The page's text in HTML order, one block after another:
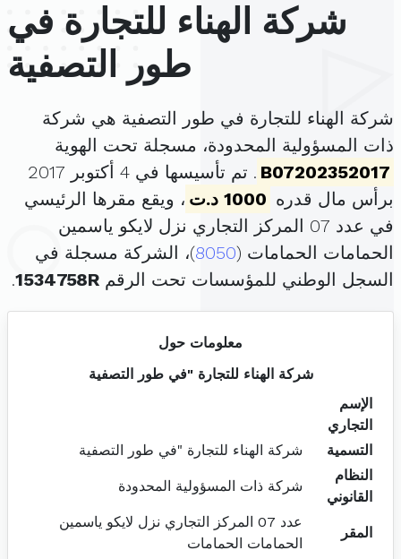
شركة الهناء للتجارة في
طور التصفية
شركة الهناء للتجارة في طور التصفية هي شركة
ذات المسؤولية المحدودة، مسجلة تحت الهوية
B07202352017
. تم تأسيسها في 4 أكتوبر 2017
برأس مال قدره 1000 د.ت
، ويقع مقرها الرئيسي
في عدد 07 المركز التجاري نزل لايكو ياسمين
الحمامات الحمامات (8050)، الشركة مسجلة في
السجل الوطني للمؤسسات تحت الرقم 1534758R
.
معلومات حول
شركة الهناء للتجارة "في طور التصفية
الإسم
التجاري
التسمية
شركة الهناء للتجارة "في طور التصفية
النظام
القانوني
شركة ذات المسؤولية المحدودة
المقر
عدد 07 المركز التجاري نزل لايكو ياسمين
الحمامات الحمامات